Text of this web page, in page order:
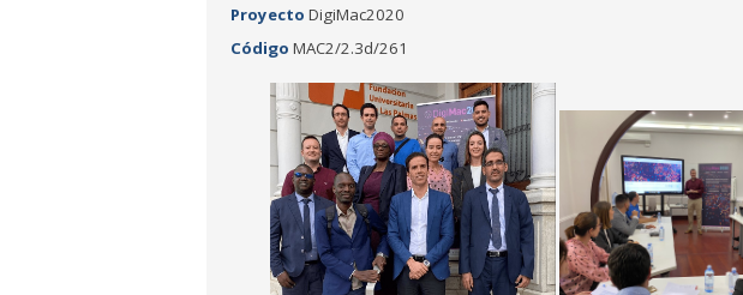
Proyecto DigiMac2020
Código MAC2/2.3d/261